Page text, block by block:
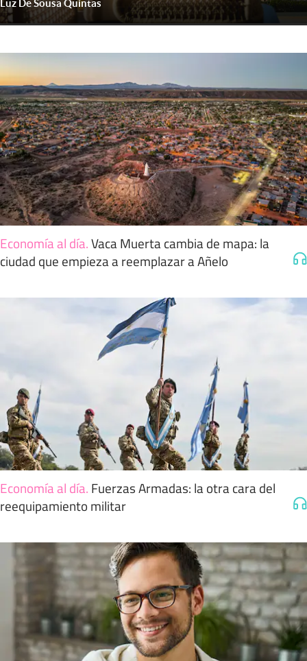
Luz De Sousa Quintas
Economía al día.Vaca Muerta cambia de mapa: la
ciudad que empieza a reemplazar a Añelo
Economía al día. Fuerzas Armadas: la otra cara del
reequipamiento militar